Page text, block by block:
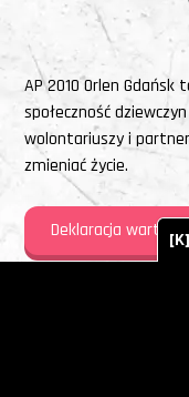
[K]
AP 2010 Orlen
społeczność
wolontariuszy i
zmieniać życie.
Deklaracja wartości